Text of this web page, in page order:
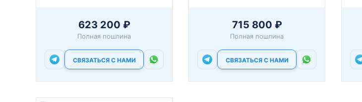
623 200 ₽
Полная пошлина
СВЯЗАТЬСЯ С НАМИ
715 800 ₽
Полная пошлина
СВЯЗАТЬСЯ С НАМИ